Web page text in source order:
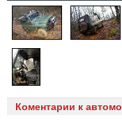
Коментарии к